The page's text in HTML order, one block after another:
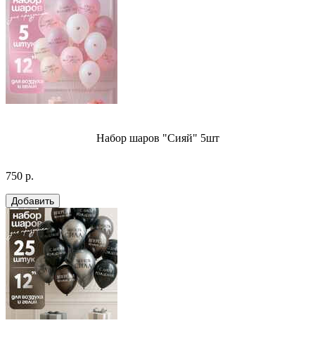
Набор шаров "Сияй" 5шт
750 р.